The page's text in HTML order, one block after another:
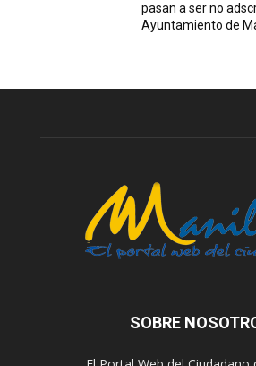
pasan a ser no
Ayuntamiento de
SOBRE